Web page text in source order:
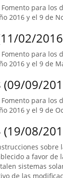
para los
2016 y el 9 de
02/
para los
2016 y el 9 de
(09/09/
para los
2016 y el 9 de
(19/08/
sobre
a favor de
sistemas
de las